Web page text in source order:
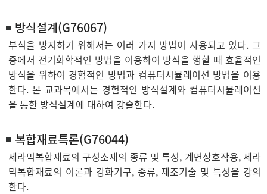
방식설계(G76067)
부식을 방지하기 위해서는 여러 가지 방법이 사용되고 있다. 그
중에서 전기화학적인 방법을 이용하여 방식을 행할 때 효율적인
방식을 위하여 경험적인 방법과 컴퓨터시뮬레이션 방법을 이용
한다. 본 교과목에서는 경험적인 방식설계와 컴퓨터시뮬레이션
을 통한 방식설계에 대하여 강술한다.
복합재료특론(G76044)
세라믹복합재료의 구성소재의 종류 및 특성, 계면상호작용, 세라
믹복합재료의 이론과 강화기구, 종류, 제조기술 및 특성을 강의
한다.